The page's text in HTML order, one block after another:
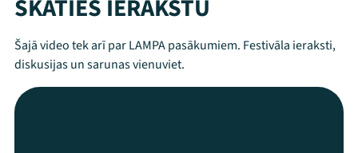
Mana programma
SKATIES IERAKSTU
Šajā video tek arī par LAMPA pasākumiem. Festivāla ieraksti,
diskusijas un sarunas vienuviet.